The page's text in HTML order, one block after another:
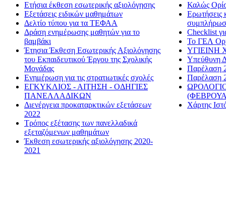
Ετήσια έκθεση εσωτερικής αξιολόγησης
Εξετάσεις ειδικών μαθημάτων
Δελτίο τύπου για τα ΤΕΦΑΑ
Δράση ενημέρωσης μαθητών για το
βαμβάκι
Έτησια Έκθεση Εσωτερικής Αξιολόγησης
του Εκπαιδευτικού Έργου της Σχολικής
Μονάδας
Ενημέρωση για τις στρατιωτικές σχολές
ΕΓΚΥΚΛΙΟΣ - ΑΙΤΗΣΗ - ΟΔΗΓΙΕΣ
ΠΑΝΕΛΛΑΔΙΚΩΝ
Διενέργεια προκαταρκτικών εξετάσεων
2022
Τρόπος εξέτασης των πανελλαδικά
εξεταζόμενων μαθημάτων
Έκθεση εσωτερικής αξιολόγησης 2020-
2021
Καλώς
Ερωτήσεις
Checklist
Το ΓΕΛ
ΥΓΙΕΙΝΗ
Υπεύθυνη
Παρέλαση
Παρέλαση
Χάρτης